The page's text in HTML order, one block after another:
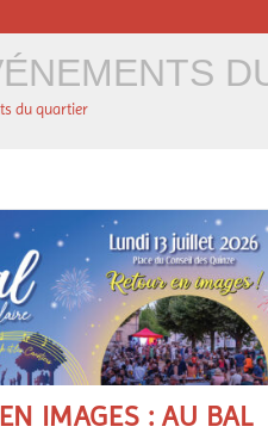
du quartier
IMAGES : AU BAL